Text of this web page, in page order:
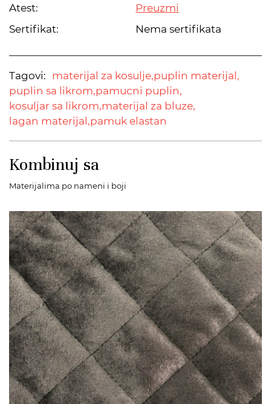
Atest:
Preuzmi
Sertifikat:
Nema sertifikata
Tagovi: materijal za kosulje,puplin materijal,
puplin sa likrom,pamucni puplin,
kosuljar sa likrom,materijal za bluze,
lagan materijal,pamuk elastan
Kombinuj sa
Materijalima po nameni i boji